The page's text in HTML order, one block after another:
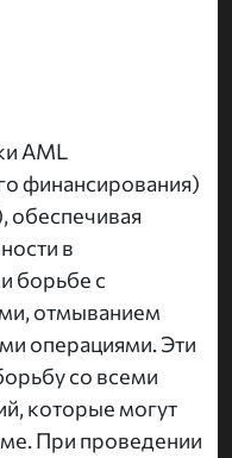
AML
финансирования)
обеспечивая
в
борьбе с
отмыванием
операциями. Эти
со всеми
которые могут
При проведении